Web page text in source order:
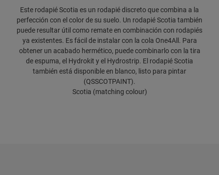
Este rodapié Scotia es un rodapié discreto que combina a la
perfección con el color de su suelo. Un rodapié Scotia también
puede resultar útil como remate en combinación con rodapiés
ya existentes. Es fácil de instalar con la cola One4All. Para
obtener un acabado hermético, puede combinarlo con la tira
de espuma, el Hydrokit y el Hydrostrip. El rodapié Scotia
también está disponible en blanco, listo para pintar
(QSSCOTPAINT).
Scotia (matching colour)